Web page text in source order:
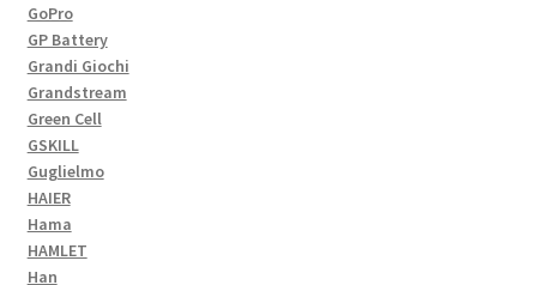
GoPro
GP Battery
Grandi Giochi
Grandstream
Green Cell
GSKILL
Guglielmo
HAIER
Hama
HAMLET
Han